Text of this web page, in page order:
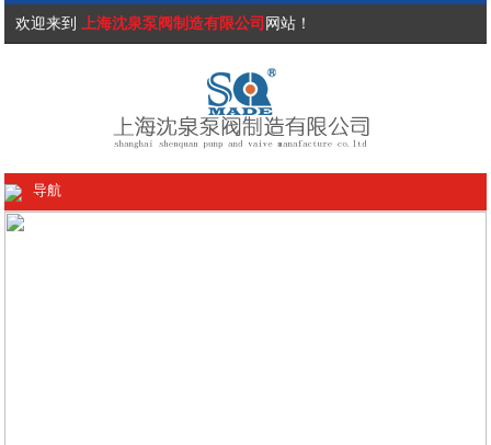
欢迎来到 上海沈泉泵阀制造有限公司 网站！
导航